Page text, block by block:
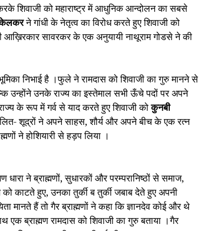
शिवाजी को महाराष्ट्र में आधुनिक आन्दोलन का सबसे
केलकरने गांधी के नेतृत्व का विरोध करते हुए शिवाजी को
आख़िरकार सावरकर के एक अनुयायी नाथूराम गोडसे ने की
निभाई है ।फुले ने रामदास को शिवाजी का गुरु मानने से
उन्होंने उनके राज्य का इस्तेमाल सभी ऊँचे पदों पर अपने
के रूप में गर्व से याद करते हुए शिवाजी कोकुनबी
शूद्रों ने अपने साहस, शौर्य और अपने बीच के एक रत्न
ने होशियारी से हड़प लिया ।
धारा ने ब्राह्मणों, सुधारकों और परम्परानिष्ठों से समाज,
काटते हुए, उनका तुर्की ब तुर्की जबाब देते हुए अपनी
मानते हैं तो गैर ब्राह्मणों ने कहा कि ज्ञानदेव कोई और थे
एक ब्राह्मण रामदास को शिवाजी का गुरु बताया ।गैर